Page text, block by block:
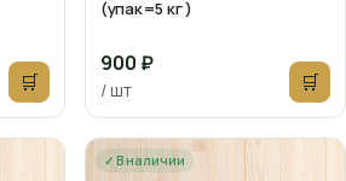
🛒
(упак=5 кг )
900 ₽
/ шт 🛒
✓ В наличии